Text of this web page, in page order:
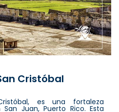
Cristóbal
es una fortaleza
Juan, Puerto Rico. Esta